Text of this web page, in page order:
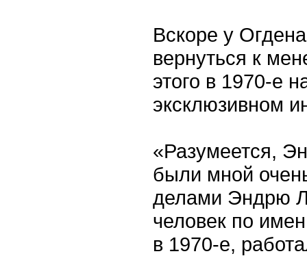
Вскоре у
вернуться к
этого в 1970-е
эксклюзивном
«Разумеется,
были мной
делами Эндрю
человек по
в 1970-е,